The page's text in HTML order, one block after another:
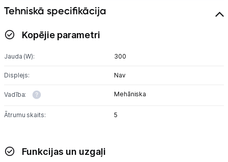
Vakuuma iepakotāji
Mazās cepeškrāsnis
Ledus un saldējuma mašīnas
Tehniskā specifikācija
Kopējie parametri
Jauda (W): 300
Displejs: Nav
Vadība: Mehāniska
Ātrumu skaits: 5
Funkcijas un uzgaļi